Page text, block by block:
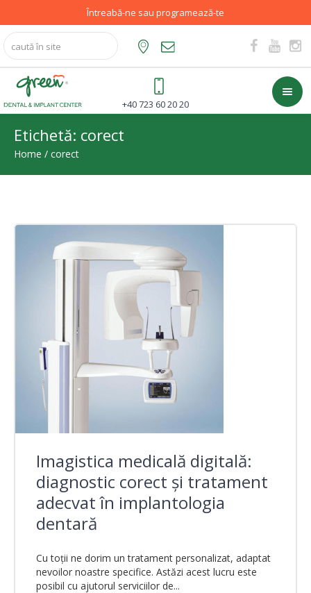
+40 723 60 20 20
Etichetă: corect
Home / corect
Imagistica medicală digitală:
diagnostic corect şi tratament
adecvat în implantologia
dentară
Cu toţii ne dorim un tratament personalizat, adaptat
nevoilor noastre specifice. Astăzi acest lucru este
posibil cu ajutorul serviciilor de...
Întreabă-ne sau programează-te